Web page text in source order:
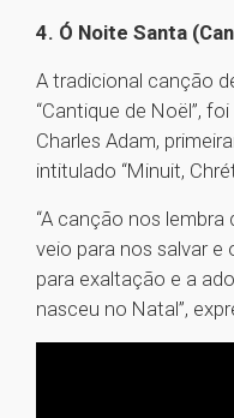
4. Ó Noite Santa
A tradicional canção
“Cantique de Noël”,
Charles Adam,
intitulado “Minuit,
“A canção nos
veio para nos salvar
para exaltação e a
nasceu no Natal”,